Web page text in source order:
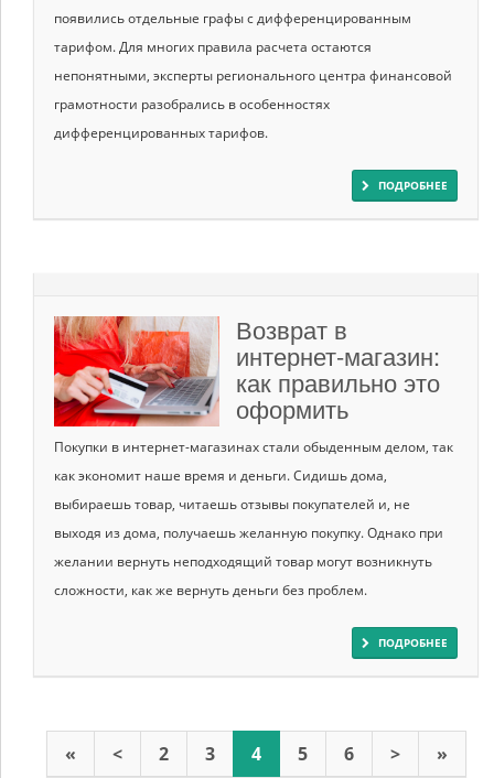
появились отдельные графы с дифференцированным
тарифом. Для многих правила расчета остаются
непонятными, эксперты регионального центра финансовой
грамотности разобрались в особенностях
дифференцированных тарифов.
ПОДРОБНЕЕ
Возврат в
интернет-магазин:
как правильно это
оформить
Покупки в интернет-магазинах стали обыденным делом, так
как экономит наше время и деньги. Сидишь дома,
выбираешь товар, читаешь отзывы покупателей и, не
выходя из дома, получаешь желанную покупку. Однако при
желании вернуть неподходящий товар могут возникнуть
сложности, как же вернуть деньги без проблем.
ПОДРОБНЕЕ
« < 2 3 4 5 6 > »